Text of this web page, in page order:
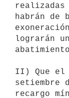
realizadas
habrán de
lograrán un
II) Que el
setiembre
recargo